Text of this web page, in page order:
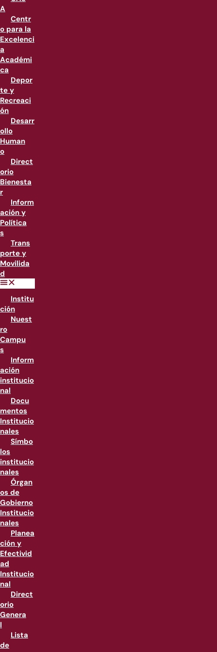
A
Centr
o para la
Excelenci
a
Académi
ca
Depor
te y
Recreaci
ón
Desarr
ollo
Human
o
Direct
orio
Bienesta
r
Inform
ación y
Política
s
Trans
porte y
Movilida
d
Institu
ción
Nuest
ro
Campu
s
Inform
ación
institucio
nal
Docu
mentos
Institucio
nales
Símbo
los
institucio
nales
Órgan
os de
Gobierno
Institucio
nales
Planea
ción y
Efectivid
ad
Institucio
nal
Direct
orio
Genera
l
Lista
de